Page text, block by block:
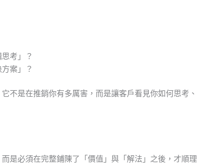
考」？
案」？
不是在推銷你有多厲害，而是讓客戶看見你如何思考、
是必須在完整鋪陳了「價值」與「解法」之後，才順理